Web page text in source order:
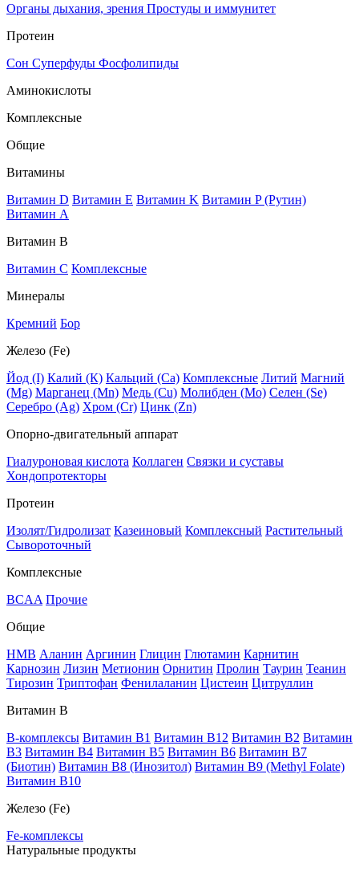
Органы дыхания, зрения Простуды и иммунитет
Протеин
Сон Суперфуды Фосфолипиды
Аминокислоты
Комплексные
Общие
Витамины
Витамин D Витамин E Витамин K Витамин P (Рутин)
Витамин А
Витамин В
Витамин C Комплексные
Минералы
Кремний Бор
Железо (Fe)
Йод (I) Калий (К) Кальций (Са) Комплексные Литий Магний
(Mg) Марганец (Mn) Медь (Сu) Молибден (Мо) Селен (Se)
Серебро (Ag) Хром (Cr) Цинк (Zn)
Опорно-двигательный аппарат
Гиалуроновая кислота Коллаген Связки и суставы
Хондопротекторы
Протеин
Изолят/Гидролизат Казеиновый Комплексный Растительный
Сывороточный
Комплексные
BCAA Прочие
Общие
HMB Аланин Аргинин Глицин Глютамин Карнитин
Карнозин Лизин Метионин Орнитин Пролин Таурин Теанин
Тирозин Триптофан Фенилаланин Цистеин Цитруллин
Витамин В
B-комплексы Витамин B1 Витамин B12 Витамин B2 Витамин
B3 Витамин B4 Витамин B5 Витамин B6 Витамин B7
(Биотин) Витамин B8 (Инозитол) Витамин B9 (Methyl Folate)
Витамин В10
Железо (Fe)
Fe-комплексы
Натуральные продукты